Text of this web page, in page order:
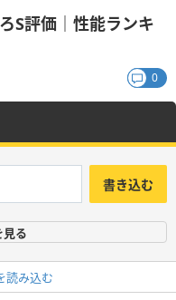
S評価｜性能ランキ
0
書き込む
見る
読み込む